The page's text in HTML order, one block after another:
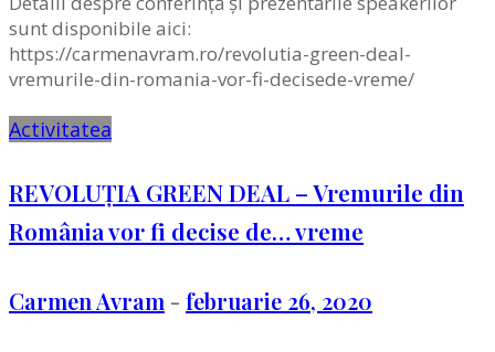
sunt disponibile aici:
https://carmenavram.ro/revolutia-green-deal-
vremurile-din-romania-vor-fi-decisede-vreme/
Activitatea
REVOLUȚIA GREEN DEAL – Vremurile din
România vor fi decise de… vreme
Carmen Avram - februarie 26, 2020